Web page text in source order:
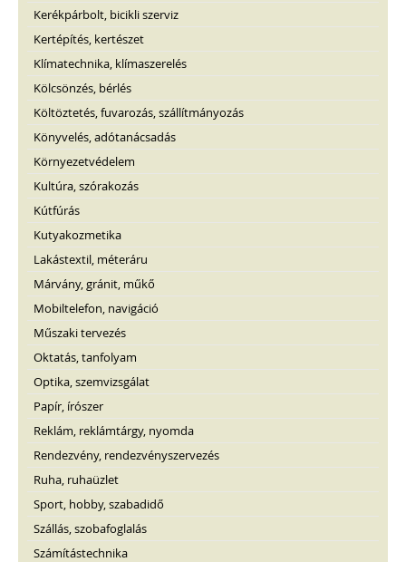
Kerékpárbolt, bicikli szerviz
Kertépítés, kertészet
Klímatechnika, klímaszerelés
Kölcsönzés, bérlés
Költöztetés, fuvarozás, szállítmányozás
Könyvelés, adótanácsadás
Környezetvédelem
Kultúra, szórakozás
Kútfúrás
Kutyakozmetika
Lakástextil, méteráru
Márvány, gránit, műkő
Mobiltelefon, navigáció
Műszaki tervezés
Oktatás, tanfolyam
Optika, szemvizsgálat
Papír, írószer
Reklám, reklámtárgy, nyomda
Rendezvény, rendezvényszervezés
Ruha, ruhaüzlet
Sport, hobby, szabadidő
Szállás, szobafoglalás
Számítástechnika